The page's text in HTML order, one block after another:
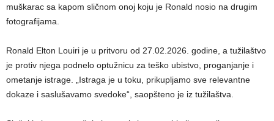
muškarac sa kapom sličnom onoj koju je Ronald nosio na drugim
fotografijama.
Ronald Elton Louiri je u pritvoru od 27.02.2026. godine, a tužilaštvo
je protiv njega podnelo optužnicu za teško ubistvo, proganjanje i
ometanje istrage. „Istraga je u toku, prikupljamo sve relevantne
dokaze i saslušavamo svedoke“, saopšteno je iz tužilaštva.